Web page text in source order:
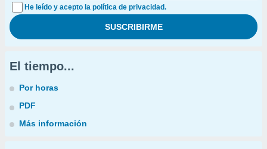
He leído y acepto la política de privacidad.
El tiempo...
Por horas
PDF
Más información